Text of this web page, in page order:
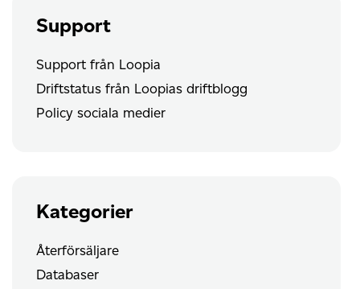
Support
Support från Loopia
Driftstatus från Loopias driftblogg
Policy sociala medier
Kategorier
Återförsäljare
Databaser